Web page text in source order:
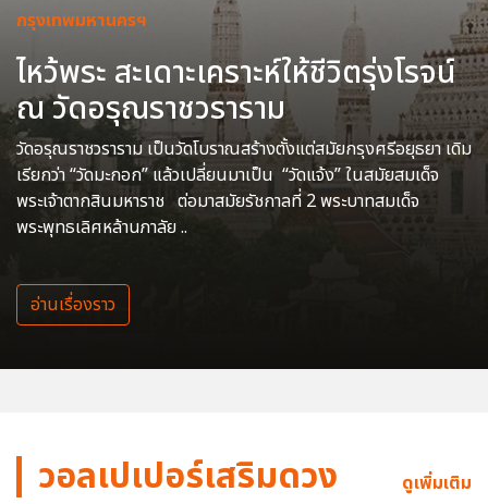
กรุงเทพมหานครฯ
ไหว้พระ สะเดาะเคราะห์ให้ชีวิตรุ่งโรจน์
ณ วัดอรุณราชวราราม
วัดอรุณราชวราราม เป็นวัดโบราณสร้างตั้งแต่สมัยกรุงศรีอยุธยา เดิม
เรียกว่า “วัดมะกอก” แล้วเปลี่ยนมาเป็น “วัดแจ้ง” ในสมัยสมเด็จ
พระเจ้าตากสินมหาราช ต่อมาสมัยรัชกาลที่ 2 พระบาทสมเด็จ
พระพุทธเลิศหล้านภาลัย ..
อ่านเรื่องราว
วอลเปเปอร์เสริมดวง ดูเพิ่มเติม